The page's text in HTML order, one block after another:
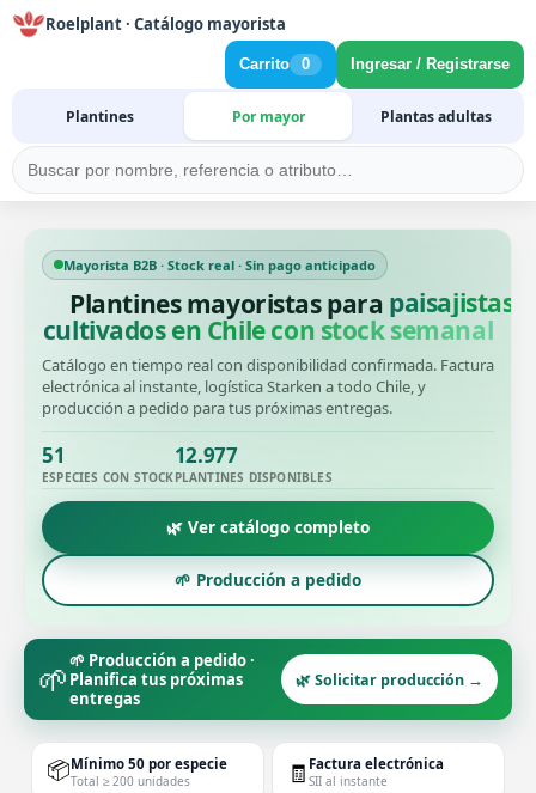
Roelplant · Catálogo mayorista
Plantines Por mayor Plantas adultas
Carrito 0 Ingresar / Registrarse
Mayorista B2B · Stock real · Sin pago anticipado
Plantines mayoristas para productores
cultivados en Chile con stock semanal
Catálogo en tiempo real con disponibilidad confirmada. Factura
electrónica al instante, logística Starken a todo Chile, y
producción a pedido para tus próximas entregas.
51
ESPECIES CON STOCK
12.977
PLANTINES DISPONIBLES
🌿 Ver catálogo completo
🌱 Producción a pedido
🌱🌱 Producción a pedido ·
Planifica tus próximas
entregas
🌿 Solicitar producción →
📦Mínimo 50 por especie
Total ≥ 200 unidades 🧾 Factura electrónica
SII al instante